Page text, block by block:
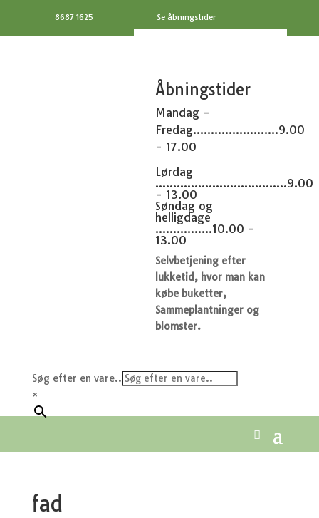
8687 1625 Se åbningstider
Åbningstider
Mandag -
Fredag........................9.00
- 17.00
Lørdag
.....................................9.00
- 13.00
Søndag og
helligdage
................10.00 -
13.00
Selvbetjening efter
lukketid, hvor man kan
købe buketter,
Sammeplantninger og
blomster.
Søg efter en vare..
×
fad